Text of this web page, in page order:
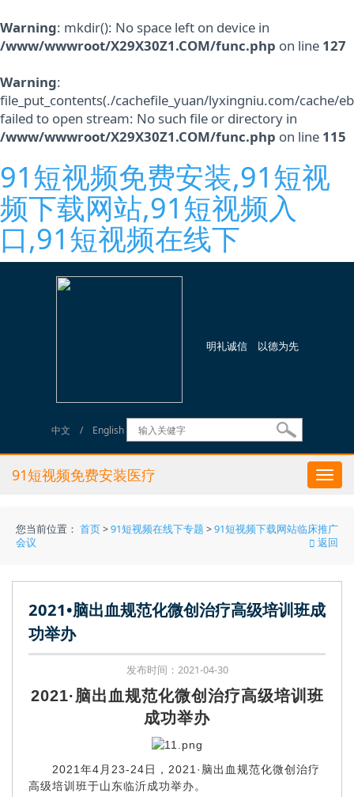
Warning: mkdir(): No space left on device in
/www/wwwroot/X29X30Z1.COM/func.php on line 127
Warning:
file_put_contents(./cachefile_yuan/lyxingniu.com/cache/
failed to open stream: No such file or directory in
/www/wwwroot/X29X30Z1.COM/func.php on line 115
91短视频免费安装,91短视
频下载网站,91短视频入
口,91短视频在线下
明礼诚信 以德为先
中文 / English
91短视频免费安装医疗
您当前位置： 首页>91短视频在线下专题 >91短视频下载网站临床推广
会议
返回
2021•脑出血规范化微创治疗高级培训班成
功举办
发布时间：2021-04-30
2021·脑出血规范化微创治疗高级培训班
成功举办
2021年4月23-24日，2021·脑出血规范化微创治疗
高级培训班于山东临沂成功举办。